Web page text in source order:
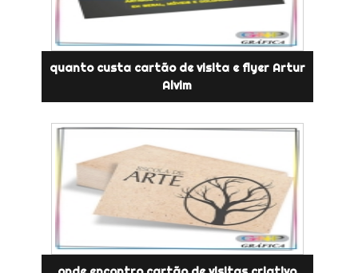
quanto custa cartão de visita e flyer Artur
Alvim